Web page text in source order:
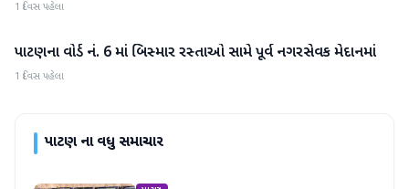
1 દિવસ પહેલા
પાટણ
પાટણના વોર્ડ નં. 6 માં બિસ્માર રસ્તાઓ સામે પૂર્વ નગરસેવક મેદાનમાં
1 દિવસ પહેલા
પાટણના વધુ સમાચાર